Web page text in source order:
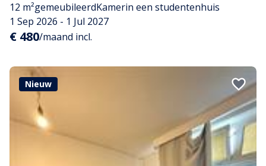
12 m²gemeubileerdKamerin een studentenhuis
1 Sep 2026 - 1 Jul 2027
€ 480/maand incl.
Nieuw